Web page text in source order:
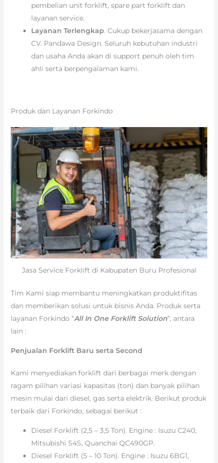
pembelian unit forklift, spare part forklift dan
layanan service.
Layanan Terlengkap. Cukup bekerjasama dengan
CV. Pandawa Design. Seluruh kebutuhan industri
dan usaha Anda akan di support penuh oleh tim
ahli serta berpengalaman kami.
Produk dan Layanan Forkindo
Jasa Service Forklift di Kabupaten Buru Profesional
Tim Kami siap membantu meningkatkan produktifitas
dan memberikan solusi untuk bisnis Anda. Produk serta
layanan Forkindo “All In One Forklift Solution“, antara
lain :
Penjualan Forklift Baru serta Second
Kami menyediakan forklift dari berbagai merk dengan
ragam pilihan variasi kapasitas (ton) dan banyak pilihan
mesin mulai dari diesel, gas serta elektrik. Berikut produk
terbaik dari Forkindo, sebagai berikut :
Diesel Forklift (2,5 – 3,5 Ton). Engine : Isuzu C240,
Mitsubishi S4S, Quanchai QC490GP.
Diesel Forklift (5 – 10 Ton). Engine : Isuzu 6BG1,